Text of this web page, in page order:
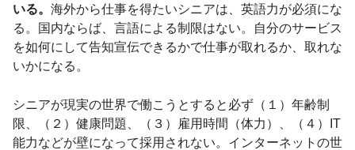
いる。 海外から仕事を得たいシニアは、英語力が必須にな
る。国内ならば、言語による制限はない。自分のサービス
を如何にして告知宣伝できるかで仕事が取れるか、取れな
いかになる。
シニアが現実の世界で働こうとすると必ず（１）年齢制
限、（２）健康問題、（３）雇用時間（体力）、（４）IT
能力などが壁になって採用されない。インターネットの世